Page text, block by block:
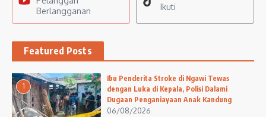
Berlangganan
Ikuti
Featured Posts
1
Ibu Penderita Stroke di Ngawi Tewas
dengan Luka di Kepala, Polisi Dalami
Dugaan Penganiayaan Anak Kandung
06/08/2026